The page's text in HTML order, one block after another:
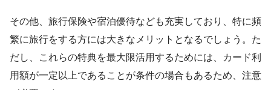
その他、旅行保険や宿泊優待なども充実しており、特に頻
繁に旅行をする方には大きなメリットとなるでしょう。た
だし、これらの特典を最大限活用するためには、カード利
用額が一定以上であることが条件の場合もあるため、注意